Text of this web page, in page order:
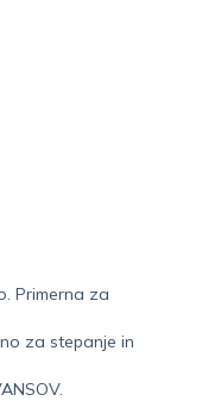
Primerna za
za stepanje in